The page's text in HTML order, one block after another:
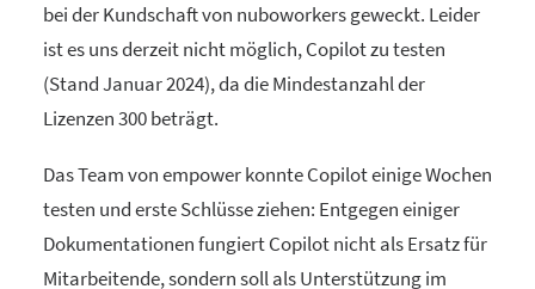
bei der Kundschaft von nuboworkers geweckt. Leider
ist es uns derzeit nicht möglich, Copilot zu testen
(Stand Januar 2024), da die Mindestanzahl der
Lizenzen 300 beträgt.
Das Team von empower konnte Copilot einige Wochen
testen und erste Schlüsse ziehen: Entgegen einiger
Dokumentationen fungiert Copilot nicht als Ersatz für
Mitarbeitende, sondern soll als Unterstützung im